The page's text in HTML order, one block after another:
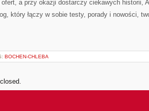
a przy okazji dostarczy ciekawych historii,
który łączy w sobie testy, porady i nowości,
BOCHEN-CHLEBA